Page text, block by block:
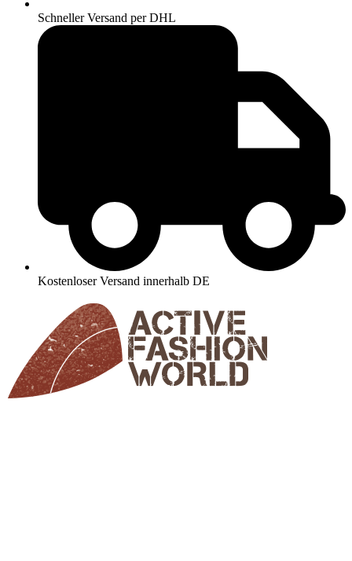
Schneller Versand per DHL
Kostenloser Versand innerhalb DE